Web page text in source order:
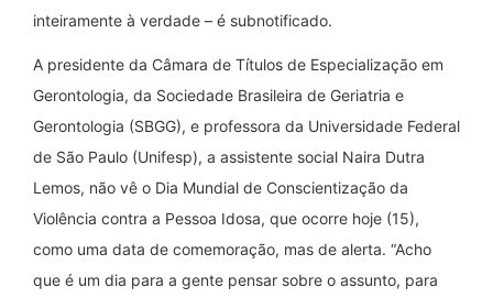
inteiramente à verdade – é subnotificado.
A presidente da Câmara de Títulos de Especialização em
Gerontologia, da Sociedade Brasileira de Geriatria e
Gerontologia (SBGG), e professora da Universidade Federal
de São Paulo (Unifesp), a assistente social Naira Dutra
Lemos, não vê o Dia Mundial de Conscientização da
Violência contra a Pessoa Idosa, que ocorre hoje (15),
como uma data de comemoração, mas de alerta. “Acho
que é um dia para a gente pensar sobre o assunto, para